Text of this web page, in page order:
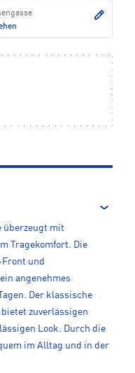
überzeugt mit
Tragekomfort. Die
und
angenehmes
Der klassische
zuverlässigen
Look. Durch die
im Alltag und in der